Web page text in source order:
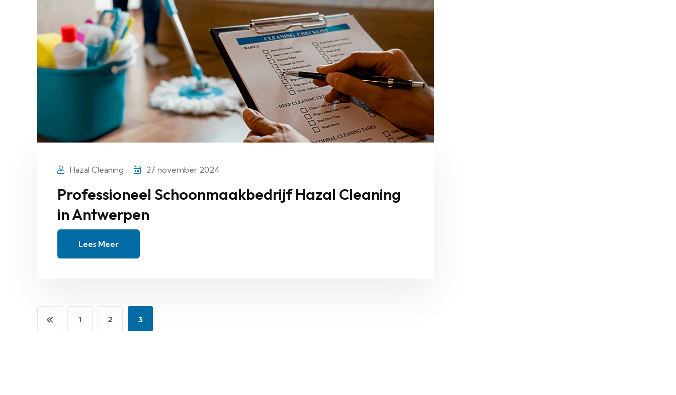
Hazal Cleaning 27 november 2024
Professioneel Schoonmaakbedrijf Hazal Cleaning
in Antwerpen
Lees Meer
1 2 3